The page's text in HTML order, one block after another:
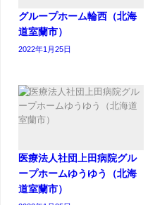
グループホーム輪西（北海
道室蘭市）
2022年1月25日
医療法人社団上田病院グル
ープホームゆうゆう（北海
道室蘭市）